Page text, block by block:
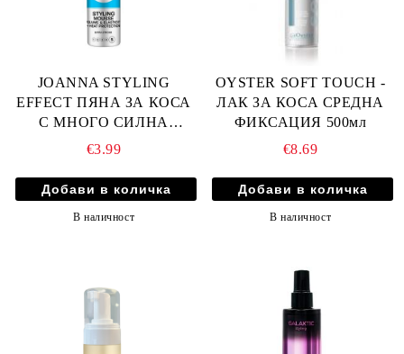
JOANNA STYLING
EFFECT ПЯНА ЗА КОСА
С МНОГО СИЛНА
ФИКСАЦИЯ 250мл
€3.99
В наличност
OYSTER SOFT TOUCH -
ЛАК ЗА КОСА СРЕДНА
ФИКСАЦИЯ 500мл
€8.69
В наличност